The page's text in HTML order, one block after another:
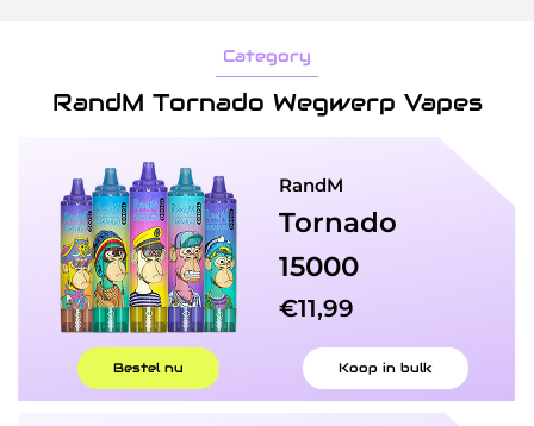
Category
RandM Tornado Wegwerp Vapes
RandM
Tornado​
15000
€11,99
Bestel nu Koop in bulk